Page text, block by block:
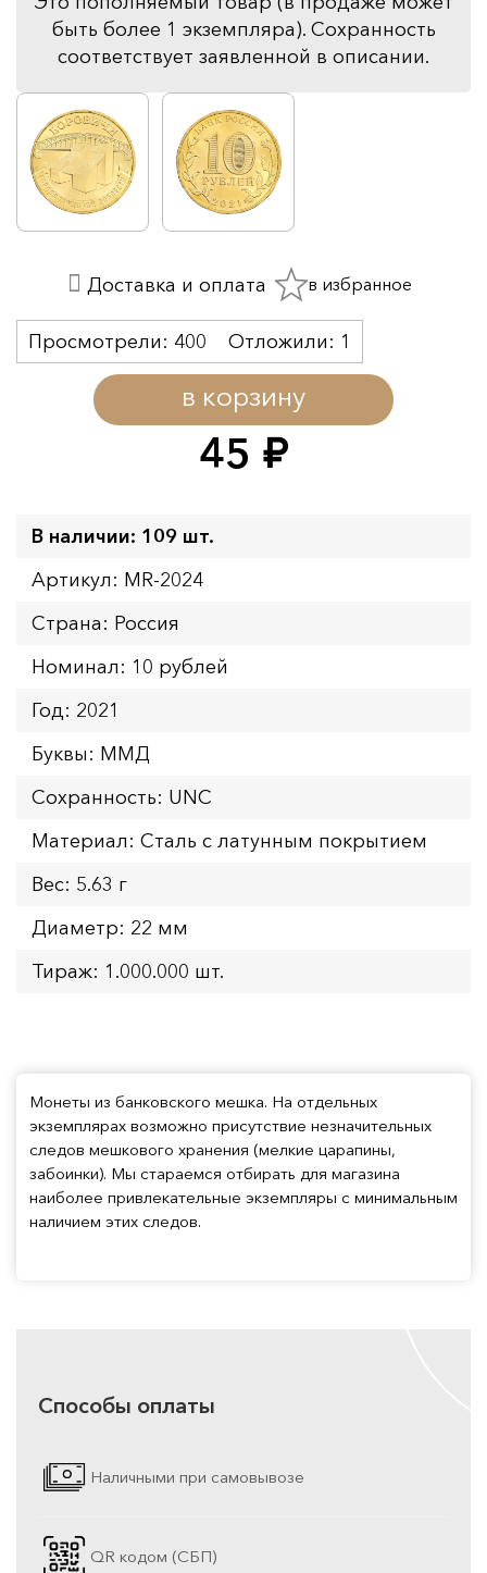
быть более 1 экземпляра). Сохранность
соответствует заявленной в описании.
45 руб.
в корзину
Просмотрели: 400 Отложили: 1
Доставка и оплата в избранное
В наличии: 109 шт.
Артикул: MR-2024
Страна: Россия
Номинал: 10 рублей
Год: 2021
Буквы: ММД
Сохранность: UNC
Материал: Сталь с латунным покрытием
Вес: 5.63 г
Диаметр: 22 мм
Тираж: 1.000.000 шт.
Монеты из банковского мешка. На отдельных
экземплярах возможно присутствие незначительных
следов мешкового хранения (мелкие царапины,
забоинки). Мы стараемся отбирать для магазина
наиболее привлекательные экземпляры с минимальным
наличием этих следов.
Способы оплаты
Наличными при самовывозе
QR кодом (СБП)